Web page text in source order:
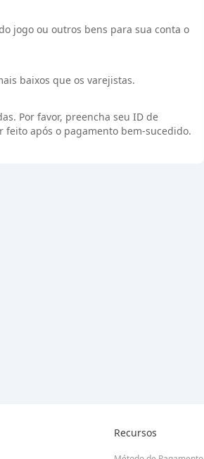
jogo ou outros bens para sua conta o
baixos que os varejistas.
Por favor, preencha seu ID de
após o pagamento bem-sucedido.
Recursos